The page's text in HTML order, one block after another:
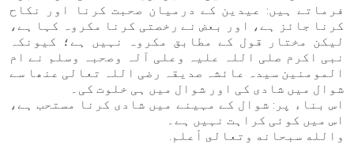
فرماتے ہیں: عیدین کے درمیان صحبت کرنا اور نکاح
کرنا جائز ہے، اور بعض نے رخصتی کرنا مکروہ کہا ہے،
لیکن مختار قول کے مطابق مکروہ نہیں ہے؛ کیونکہ
نبی اکرم صلی اللہ علیہ وعلی آلہ وصحبہ وسلم نے ام
المومنین سیدہ عائشہ صدیقہ رضی اللہ تعالی عنھا سے
شوال میں شادی کی اور شوال میں ہی خلوت کی۔
اس بناء پر: شوال کے مہینے میں شادی کرنا مستحب ہے،
اس میں کوئی کراہت نہیں ہے۔
والله سبحانه وتعالى أعلم.